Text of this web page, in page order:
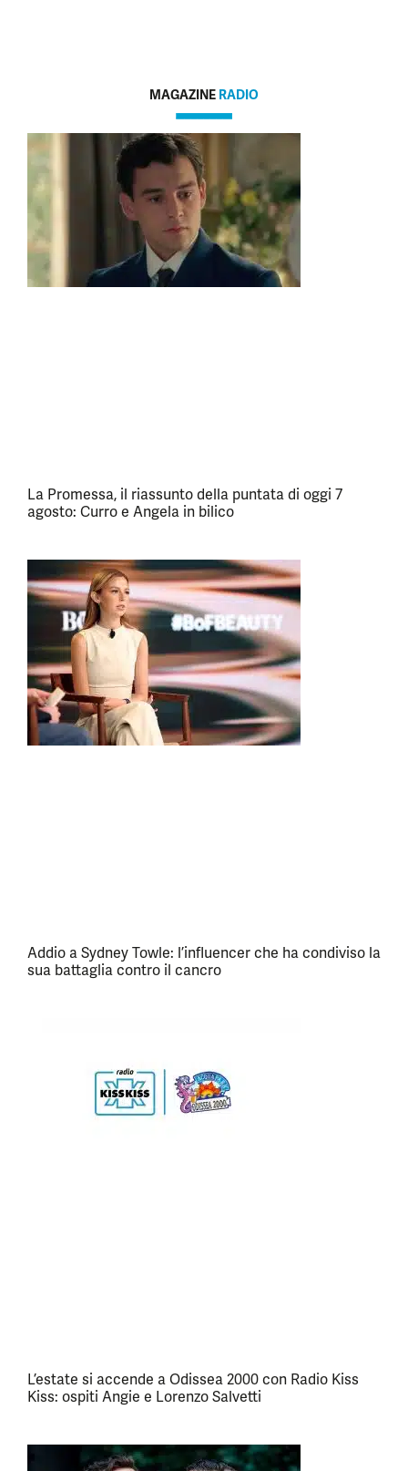
MAGAZINE RADIO
La Promessa, il riassunto della puntata di oggi 7
agosto: Curro e Angela in bilico
Addio a Sydney Towle: l’influencer che ha condiviso la
sua battaglia contro il cancro
L’estate si accende a Odissea 2000 con Radio Kiss
Kiss: ospiti Angie e Lorenzo Salvetti